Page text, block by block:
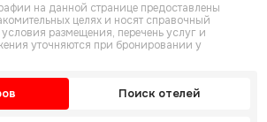
на данной странице предоставлены
целях и носят справочный
условия размещения, перечень услуг и
уточняются при бронировании у
Поиск отелей